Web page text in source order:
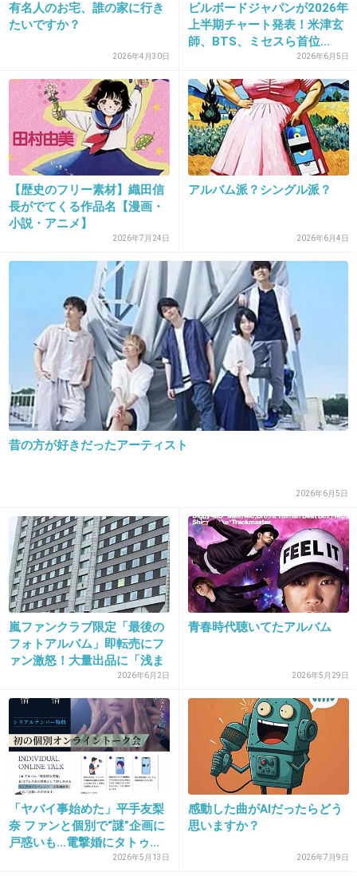
+9 -1
23. 匿名2018/10/17(水) 09:14:39
バブルクソババア
2018/10/17(水) 09:17:30
歌が下手くそなのは本人も旦那も認めてるから
ね。
ただ、作詞作曲能力は不世出の天才だと思う。
+66
25. 匿名 2018/10/17(水) 09:32:15
+2 -5
26. 匿名2018/10/17(水) 09:33:40
ユーミンは永遠にユーミン‼️
27. 匿名2018/10/17(水) 09:37:37
中森明菜のオワコンくそばばあとはえらい違い
+5
28. 匿名 2018/10/17(水) 09:39:57
有名人のお宅、誰の家に行き
たいですか？
2026年4月30日
ビルボードジャパンが2026年
上半期チャート発表！米津玄
師、BTS、ミセスら首位...
2026年6月5日
【歴史のフリー素材】織田信
長がでてくる作品名【漫画・
小説・アニメ】
2026年7月24日
アルバム派？シングル派？
2026年6月4日
昔の方が好きだったアーティスト
2026年6月5日
嵐ファンクラブ限定「最後の
フォトアルバム」即転売にフ
ァン激怒！大量出品に「浅ま
2026年6月2日
青春時代聴いてたアルバム
2026年5月29日
「ヤバイ事始めた」平手友梨
奈 ファンと個別で“謎”企画に
戸惑いも…電撃婚にタトゥ...
2026年5月13日
感動した曲がAIだったらどう
思いますか？
2026年7月9日